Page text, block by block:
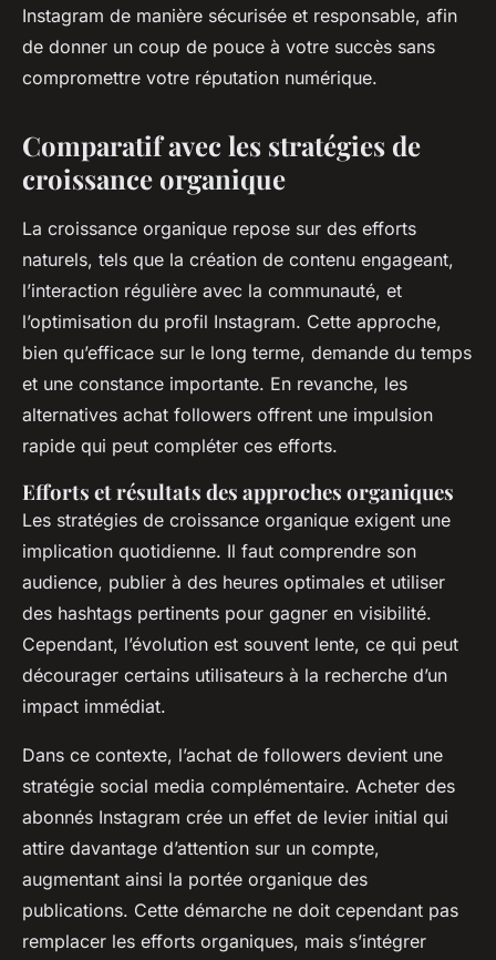
Instagram de manière sécurisée et responsable, afin
de donner un coup de pouce à votre succès sans
compromettre votre réputation numérique.
Comparatif avec les stratégies de
croissance organique
La croissance organique repose sur des efforts
naturels, tels que la création de contenu engageant,
l’interaction régulière avec la communauté, et
l’optimisation du profil Instagram. Cette approche,
bien qu’efficace sur le long terme, demande du temps
et une constance importante. En revanche, les
alternatives achat followers offrent une impulsion
rapide qui peut compléter ces efforts.
Efforts et résultats des approches organiques
Les stratégies de croissance organique exigent une
implication quotidienne. Il faut comprendre son
audience, publier à des heures optimales et utiliser
des hashtags pertinents pour gagner en visibilité.
Cependant, l’évolution est souvent lente, ce qui peut
décourager certains utilisateurs à la recherche d’un
impact immédiat.
Dans ce contexte, l’achat de followers devient une
stratégie social media complémentaire. Acheter des
abonnés Instagram crée un effet de levier initial qui
attire davantage d’attention sur un compte,
augmentant ainsi la portée organique des
publications. Cette démarche ne doit cependant pas
remplacer les efforts organiques, mais s’intégrer